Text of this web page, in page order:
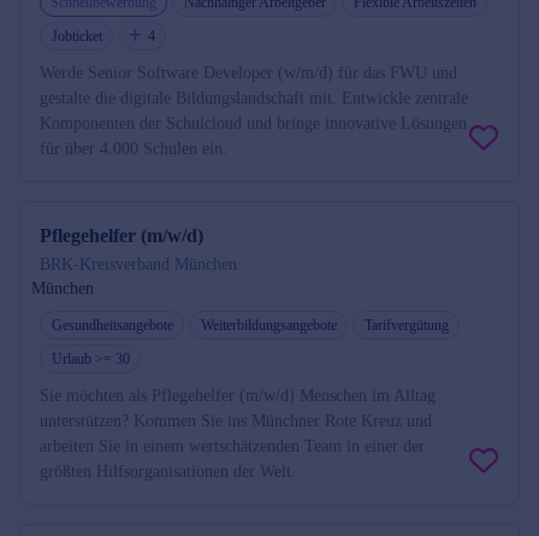
Jobticket
4
Werde Senior Software Developer (w/m/d) für das FWU und
gestalte die digitale Bildungslandschaft mit. Entwickle zentrale
Komponenten der Schulcloud und bringe innovative Lösungen
für über 4.000 Schulen ein.
Pflegehelfer (m/w/d)
BRK-Kreisverband München
München
Gesundheitsangebote Weiterbildungsangebote
Tarifvergütung
Urlaub >= 30
Sie möchten als Pflegehelfer (m/w/d) Menschen im Alltag
unterstützen? Kommen Sie ins Münchner Rote Kreuz und
arbeiten Sie in einem wertschätzenden Team in einer der
größten Hilfsorganisationen der Welt.